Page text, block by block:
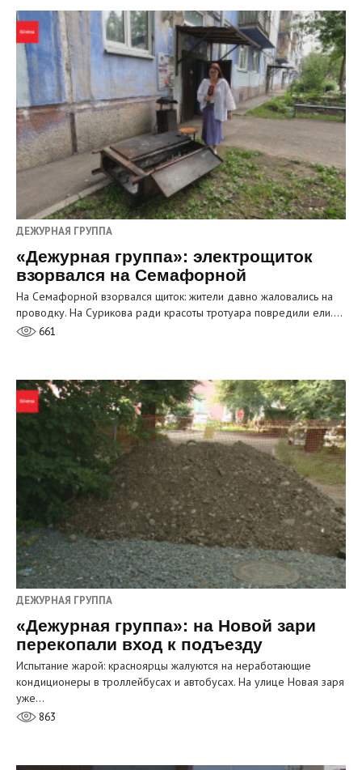
ДЕЖУРНАЯ ГРУППА
«Дежурная группа»: электрощиток
взорвался на Семафорной
На Семафорной взорвался щиток: жители давно жаловались на
проводку. На Сурикова ради красоты тротуара повредили ели.…
661
ДЕЖУРНАЯ ГРУППА
«Дежурная группа»: на Новой зари
перекопали вход к подъезду
Испытание жарой: красноярцы жалуются на неработающие
кондиционеры в троллейбусах и автобусах. На улице Новая заря
уже…
863